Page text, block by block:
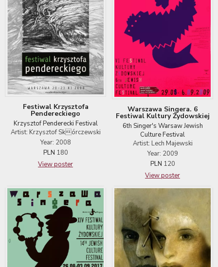
Festiwal Krzysztofa
Pendereckiego
Krzysztof Penderecki Festival
Artist: Krzysztof Skórczewski
Year: 2008
PLN 180
View poster
Warszawa Singera. 6
Festiwal Kultury Żydowskiej
6th Singer's Warsaw Jewish
Culture Festival
Artist: Lech Majewski
Year: 2009
PLN 120
View poster